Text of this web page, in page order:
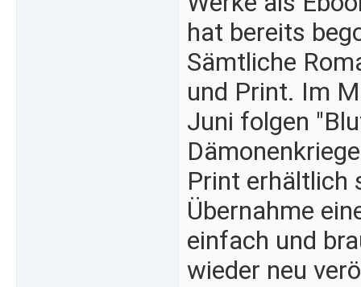
hat bereits
Sämtliche
und Print. Im
Juni folgen
Print erhältlich
Übernahme
einfach und
wieder neu